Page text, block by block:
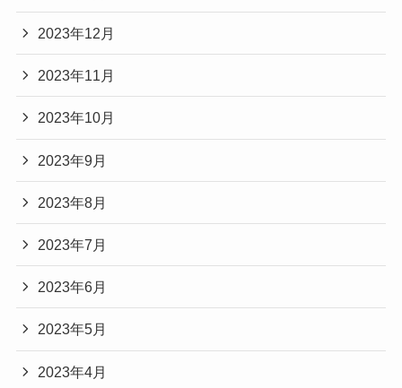
2023年12月
2023年11月
2023年10月
2023年9月
2023年8月
2023年7月
2023年6月
2023年5月
2023年4月